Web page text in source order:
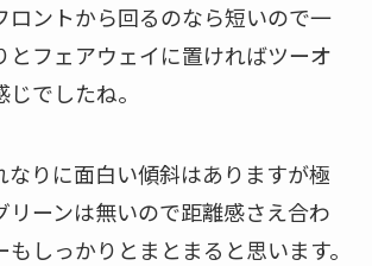
ロントから回るのなら短いので一
とフェアウェイに置ければツーオ
でしたね。
なりに面白い傾斜はありますが極
リーンは無いので距離感さえ合わ
しっかりとまとまると思います。